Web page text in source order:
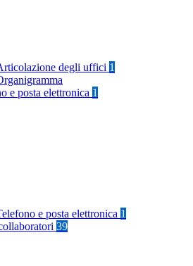
degli uffici 1
e posta elettronica 1
e posta elettronica 1
39